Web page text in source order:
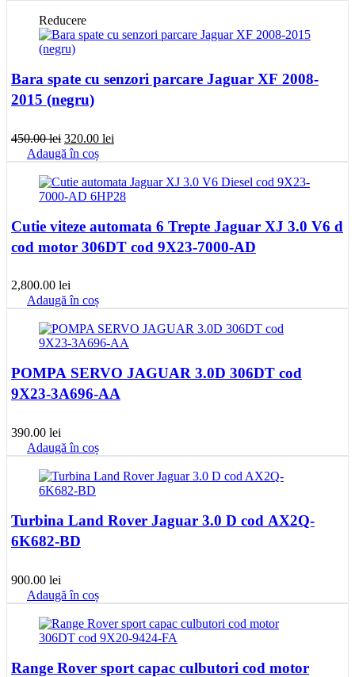
Reducere
Bara spate cu senzori parcare Jaguar XF 2008-
2015 (negru)
450.00lei Prețul
inițial
a
fost:
450.00 lei.
320.00 lei
este:
320.00 lei.
Adaugă în coș
Cutie viteze automata 6 Trepte Jaguar XJ 3.0 V6 d
cod motor 306DT cod 9X23-7000-AD
2,800.00 lei
Adaugă în coș
POMPA SERVO JAGUAR 3.0D 306DT cod
9X23-3A696-AA
390.00 lei
Adaugă în coș
Turbina Land Rover Jaguar 3.0 D cod AX2Q-
6K682-BD
900.00 lei
Adaugă în coș
Range Rover sport capac culbutori cod motor